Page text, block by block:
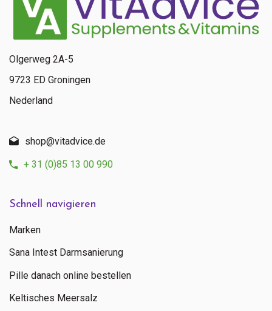
Schnell navigieren
Marken
Sana Intest Darmsanierung
Pille danach online bestellen
Keltisches Meersalz
Olgerweg 2A-5
9723 ED Groningen
Nederland
shop@vitadvice.de
+ 31 (0)85 13 00 990